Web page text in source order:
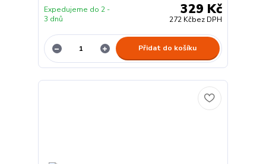
329 Kč
272 Kčbez DPH
Expedujeme do 2 -
3 dnů
Přidat do košíku